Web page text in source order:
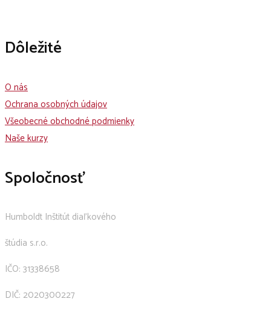
Dôležité
O nás
Ochrana osobných údajov
Všeobecné obchodné podmienky
Naše kurzy
Spoločnosť
Humboldt Inštitút diaľkového
štúdia s.r.o.
IČO: 31338658
DIČ: 2020300227